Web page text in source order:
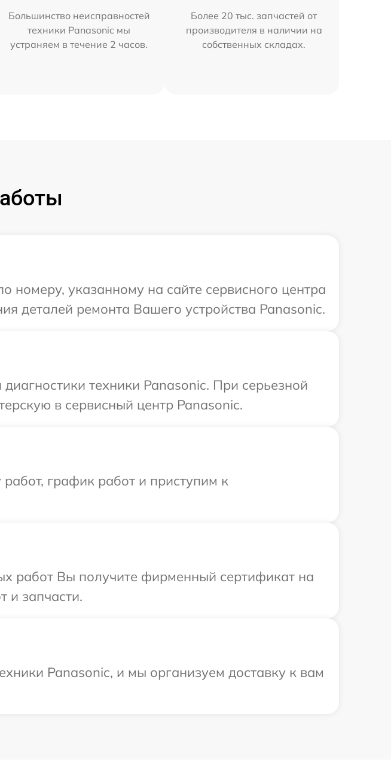
Большинство неисправностей
техники Panasonic мы
устраняем в течение 2 часов.
Более 20 тыс. запчастей от
производителя в наличии на
собственных складах.
номеру, указанному на сайте сервисного центра
деталей ремонта Вашего устройства Panasonic.
техники Panasonic. При серьезной
в сервисный центр Panasonic.
график работ и приступим к
работ Вы получите фирменный сертификат на
и запчасти.
Panasonic, и мы организуем доставку к вам